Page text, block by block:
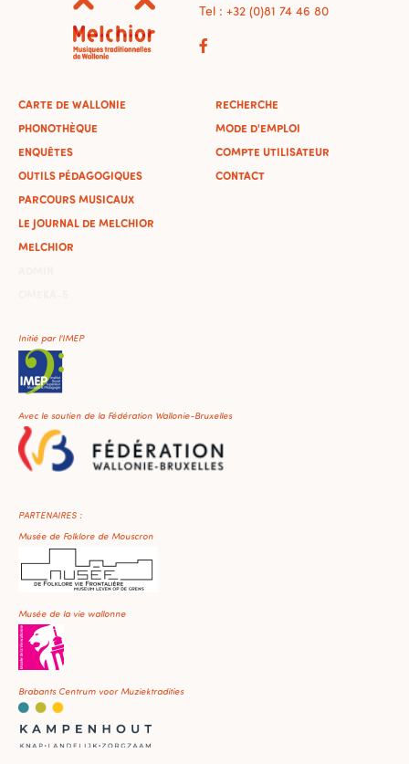
Tel : +32 (0)81 74 46 80
CARTE DE WALLONIE
PHONOTHÈQUE
ENQUÊTES
OUTILS PÉDAGOGIQUES
PARCOURS MUSICAUX
LE JOURNAL DE MELCHIOR
MELCHIOR
RECHERCHE
MODE D'EMPLOI
COMPTE UTILISATEUR
CONTACT
Initié par l'IMEP
Avec le soutien de la Fédération Wallonie-Bruxelles
PARTENAIRES :
Musée de Folklore de Mouscron
Musée de la vie wallonne
Brabants Centrum voor Muziektradities